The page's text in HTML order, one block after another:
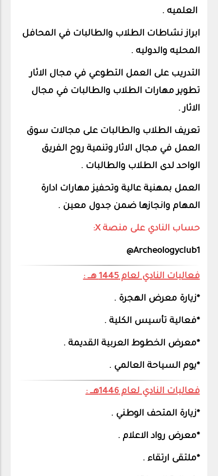
العلميه .
ابراز نشاطات الطلاب والطالبات في المحافل
المحليه والدوليه .
التدريب على العمل التطوعي في مجال الاثار
تطوير مهارات الطلاب والطالبات في مجال
الاثار .
تعريف الطلاب والطالبات على مجالات سوق
العمل في مجال الاثار وتنمية روح الفريق
الواحد لدى الطلاب والطالبات .
العمل بمهنية عالية وتحفيز مهارات ادارة
المهام وانجازها ضمن جدول معين .
حساب النادي على منصة X:
Archeologyclub1@
فعاليات النادي لعام 1445 هــ :
*زيارة معرض الهجرة .
*فعالية تأسيس الكلية .
*معرض الخطوط العربية القديمة .
*يوم السياحة العالمي .
فعاليات النادي لعام 1446هــ :
*زيارة المتحف الوطني .
*معرض رواد الاعلام .
*ملتقى ارتقاء .